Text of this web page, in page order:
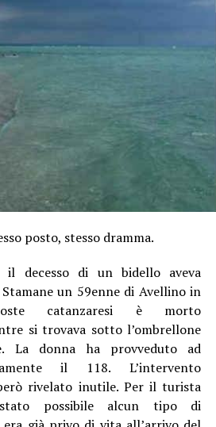
posto, stesso dramma.
decesso di un bidello aveva
un 59enne di Avellino in
catanzaresi è morto
si trovava sotto l’ombrellone
La donna ha provveduto ad
il 118. L’intervento
rivelato inutile. Per il turista
possibile alcun tipo di